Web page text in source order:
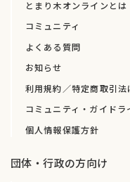
とまり木オンラインとは
コミュニティ
よくある質問
お知らせ
利用規約／特定商取引法
コミュニティ・ガイドラ
個人情報保護方針
団体・行政の方向け